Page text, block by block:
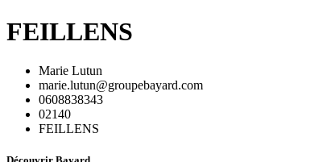
FEILLENS
Marie Lutun
marie.lutun@groupebayard.com
0608838343
02140
FEILLENS